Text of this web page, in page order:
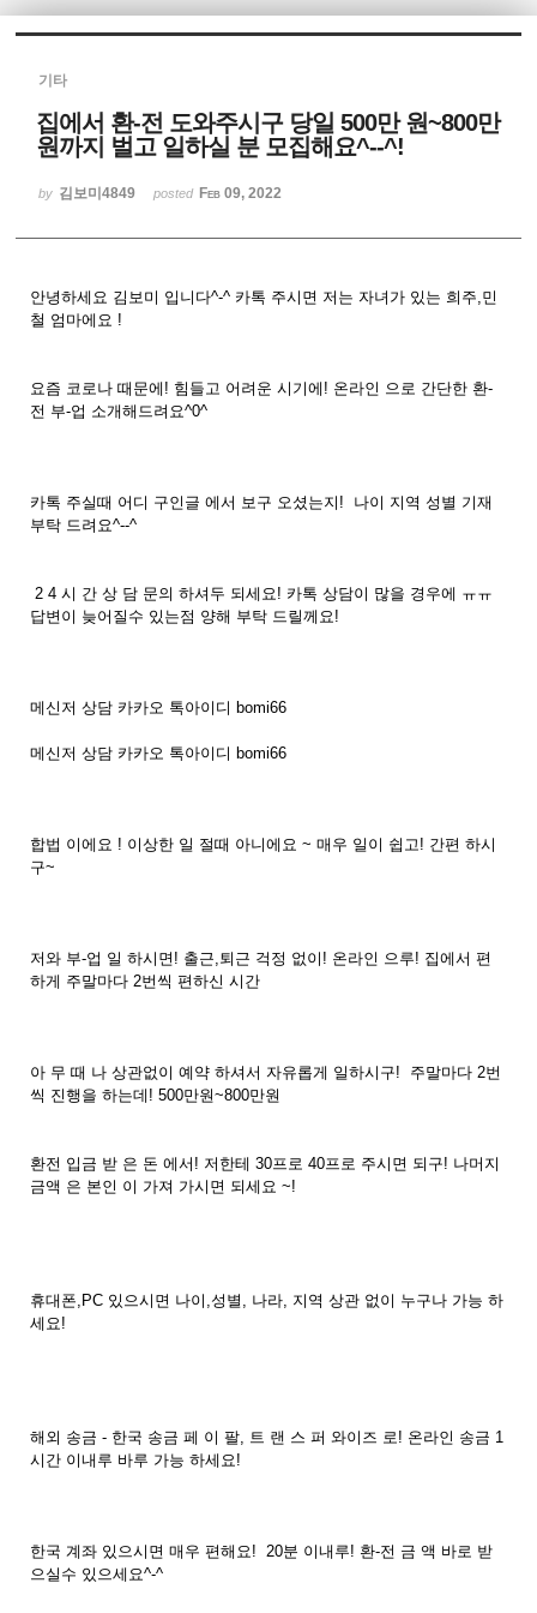
기타
집에서 환-전 도와주시구 당일 500만 원~800만
원까지 벌고 일하실 분 모집해요^--^!
by 김보미4849 posted Feb 09, 2022
안녕하세요 김보미 입니다^-^ 카톡 주시면 저는 자녀가 있는 희주,민
철 엄마에요 !
요즘 코로나 때문에! 힘들고 어려운 시기에! 온라인 으로 간단한 환-
전 부-업 소개해드려요^0^
카톡 주실때 어디 구인글 에서 보구 오셨는지! 나이 지역 성별 기재
부탁 드려요^--^
2 4 시 간 상 담 문의 하셔두 되세요! 카톡 상담이 많을 경우에 ㅠㅠ
답변이 늦어질수 있는점 양해 부탁 드릴께요!
메신저 상담 카카오 톡아이디 bomi66
메신저 상담 카카오 톡아이디 bomi66
합법 이에요 ! 이상한 일 절때 아니에요 ~ 매우 일이 쉽고! 간편 하시
구~
저와 부-업 일 하시면! 출근,퇴근 걱정 없이! 온라인 으루! 집에서 편
하게 주말마다 2번씩 편하신 시간
아 무 때 나 상관없이 예약 하셔서 자유롭게 일하시구! 주말마다 2번
씩 진행을 하는데! 500만원~800만원
환전 입금 받 은 돈 에서! 저한테 30프로 40프로 주시면 되구! 나머지
금액 은 본인 이 가져 가시면 되세요 ~!
휴대폰,PC 있으시면 나이,성별, 나라, 지역 상관 없이 누구나 가능 하
세요!
해외 송금 - 한국 송금 페 이 팔, 트 랜 스 퍼 와이즈 로! 온라인 송금 1
시간 이내루 바루 가능 하세요!
한국 계좌 있으시면 매우 편해요! 20분 이내루! 환-전 금 액 바로 받
으실수 있으세요^-^
Sketchbook5, 스케치북5
Sketchbook5, 스케치북5